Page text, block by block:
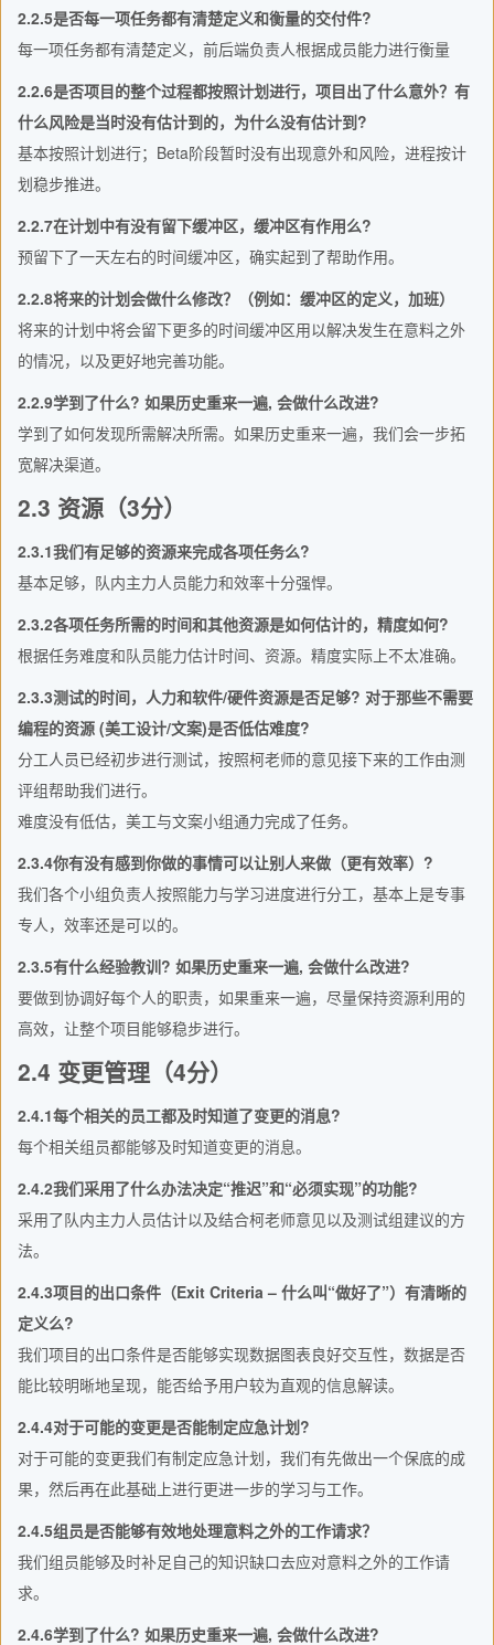
2.2.5是否每一项任务都有清楚定义和衡量的交付件?
每一项任务都有清楚定义，前后端负责人根据成员能力进行衡量
2.2.6是否项目的整个过程都按照计划进行，项目出了什么意外？有
什么风险是当时没有估计到的，为什么没有估计到?
基本按照计划进行；Beta阶段暂时没有出现意外和风险，进程按计
划稳步推进。
2.2.7在计划中有没有留下缓冲区，缓冲区有作用么?
预留下了一天左右的时间缓冲区，确实起到了帮助作用。
2.2.8将来的计划会做什么修改？（例如：缓冲区的定义，加班）
将来的计划中将会留下更多的时间缓冲区用以解决发生在意料之外
的情况，以及更好地完善功能。
2.2.9学到了什么? 如果历史重来一遍, 会做什么改进?
学到了如何发现所需解决所需。如果历史重来一遍，我们会一步拓
宽解决渠道。
2.3 资源（3分）
2.3.1我们有足够的资源来完成各项任务么?
基本足够，队内主力人员能力和效率十分强悍。
2.3.2各项任务所需的时间和其他资源是如何估计的，精度如何?
根据任务难度和队员能力估计时间、资源。精度实际上不太准确。
2.3.3测试的时间，人力和软件/硬件资源是否足够? 对于那些不需要
编程的资源 (美工设计/文案)是否低估难度?
分工人员已经初步进行测试，按照柯老师的意见接下来的工作由测
评组帮助我们进行。
难度没有低估，美工与文案小组通力完成了任务。
2.3.4你有没有感到你做的事情可以让别人来做（更有效率）?
我们各个小组负责人按照能力与学习进度进行分工，基本上是专事
专人，效率还是可以的。
2.3.5有什么经验教训? 如果历史重来一遍, 会做什么改进?
要做到协调好每个人的职责，如果重来一遍，尽量保持资源利用的
高效，让整个项目能够稳步进行。
2.4 变更管理（4分）
2.4.1每个相关的员工都及时知道了变更的消息?
每个相关组员都能够及时知道变更的消息。
2.4.2我们采用了什么办法决定“推迟”和“必须实现”的功能?
采用了队内主力人员估计以及结合柯老师意见以及测试组建议的方
法。
2.4.3项目的出口条件（Exit Criteria – 什么叫“做好了”）有清晰的
定义么?
我们项目的出口条件是否能够实现数据图表良好交互性，数据是否
能比较明晰地呈现，能否给予用户较为直观的信息解读。
2.4.4对于可能的变更是否能制定应急计划?
对于可能的变更我们有制定应急计划，我们有先做出一个保底的成
果，然后再在此基础上进行更进一步的学习与工作。
2.4.5组员是否能够有效地处理意料之外的工作请求？
我们组员能够及时补足自己的知识缺口去应对意料之外的工作请
求。
2.4.6学到了什么? 如果历史重来一遍, 会做什么改进?